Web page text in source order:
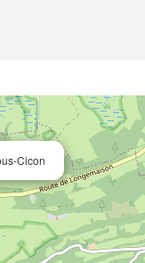
Cicon